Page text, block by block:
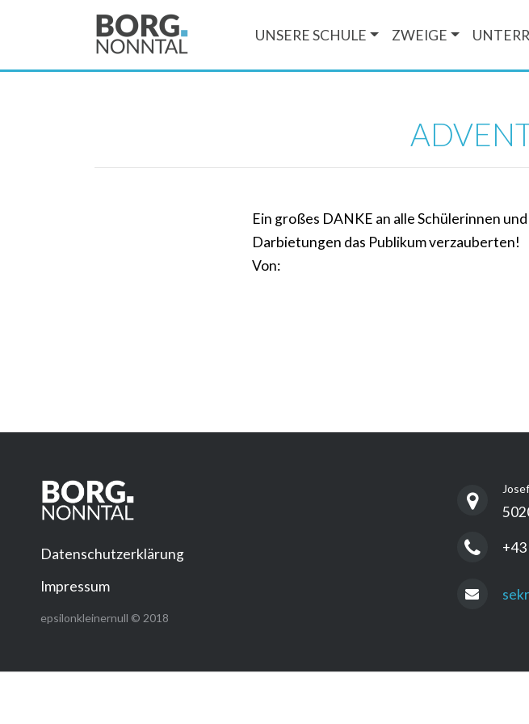
UNSERE SCHULE ZWEIGE
Ein großes DANKE an alle Schülerinnen
Darbietungen das Publikum verzauberten!
Von:
Datenschutzerklärung
Impressum
epsilonkleinernull © 2018